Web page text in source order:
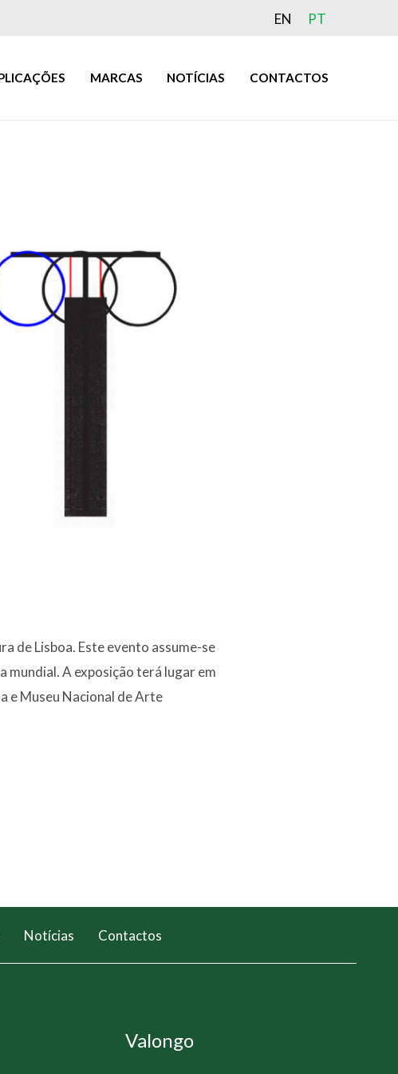
EN PT
MARCAS NOTÍCIAS CONTACTOS
de Lisboa. Este evento assume-se
mundial. A exposição terá lugar em
e Museu Nacional de Arte
Notícias Contactos
Valongo